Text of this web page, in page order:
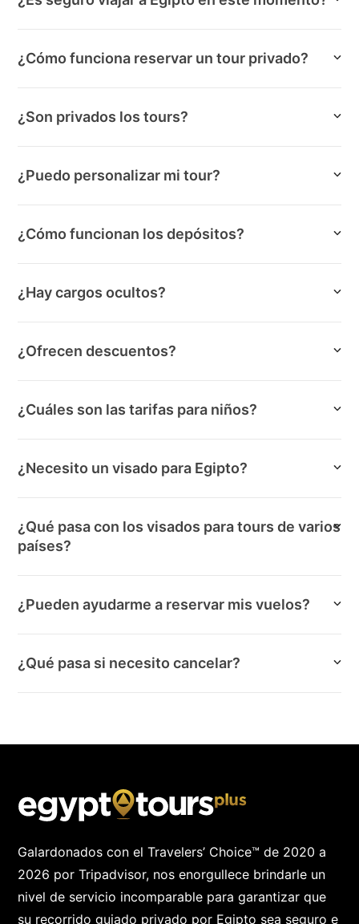
¿Cómo funciona reservar un tour privado?
¿Son privados los tours?
¿Puedo personalizar mi tour?
¿Cómo funcionan los depósitos?
¿Hay cargos ocultos?
¿Ofrecen descuentos?
¿Cuáles son las tarifas para niños?
¿Necesito un visado para Egipto?
¿Qué pasa con los visados para tours de varios
países?
¿Pueden ayudarme a reservar mis vuelos?
¿Qué pasa si necesito cancelar?
Galardonados con el Travelers’ Choice™ de 2020 a
2026 por Tripadvisor, nos enorgullece brindarle un
nivel de servicio incomparable para garantizar que
su recorrido guiado privado por Egipto sea seguro e